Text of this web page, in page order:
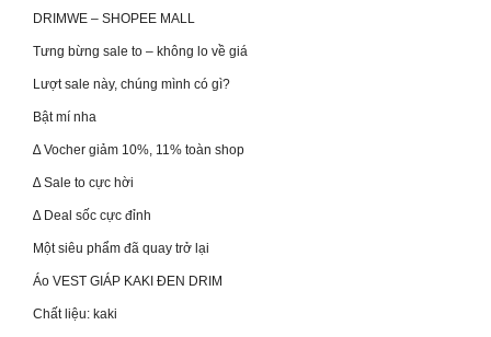
DRIMWE – SHOPEE MALL
Tưng bừng sale to – không lo về giá
Lượt sale này, chúng mình có gì?
Bật mí nha
∆ Vocher giảm 10%, 11% toàn shop
∆ Sale to cực hời
∆ Deal sốc cực đỉnh
Một siêu phẩm đã quay trở lại
Áo VEST GIÁP KAKI ĐEN DRIM
Chất liệu: kaki